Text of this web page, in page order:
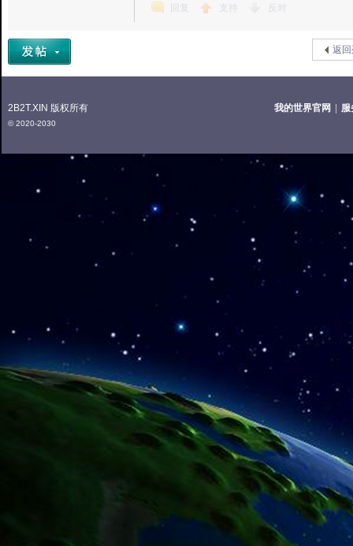
回复 支持 反对
返
我的世界官网 服
2B2T.XIN 版权所有
© 2020-2030